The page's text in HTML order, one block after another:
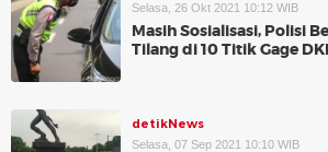
Selasa, 26 Okt 2021 10:12 WIB
Masih Sosialisasi, Polisi
Tilang di 10 Titik Gage DKI
detikNews
Selasa, 07 Sep 2021 10:10 WIB